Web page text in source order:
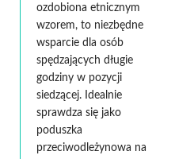
ozdobiona etnicznym
wzorem, to niezbędne
wsparcie dla osób
spędzających długie
godziny w pozycji
siedzącej. Idealnie
sprawdza się jako
poduszka
przeciwodleżynowa na